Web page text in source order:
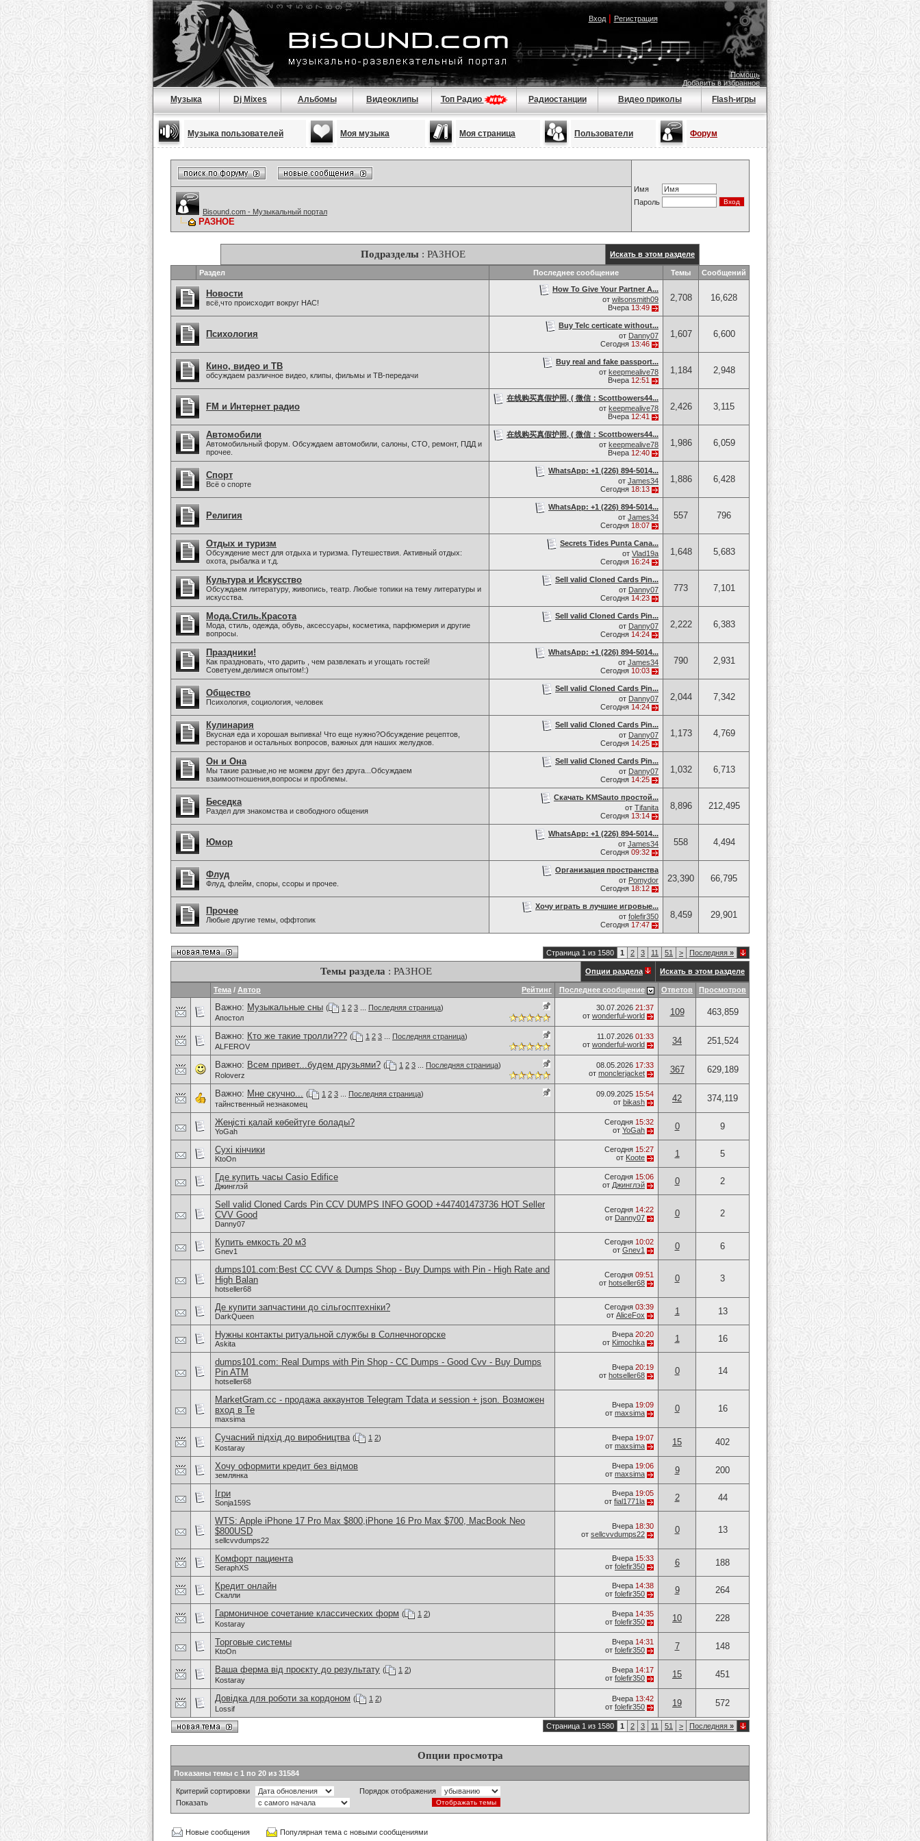
Вход| Регистрация
Помощь
Добавить в избранное
Музыка Dj Mixes Альбомы Видеоклипы Топ Радио Радиостанции Видео приколы Flash-игры
Музыка пользователей Моя музыка Моя страница Пользователи Форум
Имя
Пароль
Bisound.com - Музыкальный портал
РАЗНОЕ
Подразделы : РАЗНОЕ Искать в этом разделе
Раздел Последнее сообщение Темы Сообщений
Новости
всё,что происходит вокруг НАС!
How To Give Your Partner A...
от wilsonsmith09
Вчера 13:49
2,708 16,628
Психология
Buy Telc certicate without...
от Danny07
Сегодня 13:46
1,607 6,600
Кино, видео и ТВ
обсуждаем различное видео, клипы, фильмы и ТВ-передачи
Buy real and fake passport...
от keepmealive78
Вчера 12:51
1,184 2,948
FM и Интернет радио
在线购买真假护照, ( 微信：Scottbowers44...
от keepmealive78
Вчера 12:41
2,426 3,115
Автомобили
Автомобильный форум. Обсуждаем автомобили, салоны, СТО, ремонт, ПДД и
прочее.
在线购买真假护照, ( 微信：Scottbowers44...
от keepmealive78
Вчера 12:40
1,986 6,059
Спорт
Всё о спорте
WhatsApp: +1 (226) 894-5014​...
от James34
Сегодня 18:13
1,886 6,428
Религия
WhatsApp: +1 (226) 894-5014​...
от James34
Сегодня 18:07
557 796
Отдых и туризм
Обсуждение мест для отдыха и туризма. Путешествия. Активный отдых:
охота, рыбалка и т.д.
Secrets Tides Punta Cana...
от Vlad19a
Сегодня 16:24
1,648 5,683
Культура и Искусство
Обсуждаем литературу, живопись, театр. Любые топики на тему литературы и
искусства.
Sell valid Cloned Cards Pin...
от Danny07
Сегодня 14:23
773 7,101
Мода.Стиль.Красота
Мода, стиль, одежда, обувь, аксессуары, косметика, парфюмерия и другие
вопросы.
Sell valid Cloned Cards Pin...
от Danny07
Сегодня 14:24
2,222 6,383
Праздники!
Как праздновать, что дарить , чем развлекать и угощать гостей!
Советуем,делимся опытом!:)
WhatsApp: +1 (226) 894-5014​...
от James34
Сегодня 10:03
790 2,931
Общество
Психология, социология, человек
Sell valid Cloned Cards Pin...
от Danny07
Сегодня 14:24
2,044 7,342
Кулинария
Вкусная еда и хорошая выпивка! Что еще нужно?Обсуждение рецептов,
ресторанов и остальных вопросов, важных для наших желудков.
Sell valid Cloned Cards Pin...
от Danny07
Сегодня 14:25
1,173 4,769
Он и Она
Мы такие разные,но не можем друг без друга...Обсуждаем
взаимоотношения,вопросы и проблемы.
Sell valid Cloned Cards Pin...
от Danny07
Сегодня 14:25
1,032 6,713
Беседка
Раздел для знакомства и свободного общения
Скачать KMSauto простой...
от Tifanita
Сегодня 13:14
8,896 212,495
Юмор
WhatsApp: +1 (226) 894-5014​...
от James34
Сегодня 09:32
558 4,494
Флуд
Флуд, флейм, споры, ссоры и прочее.
Организация пространства
от Pomydor
Сегодня 18:12
23,390 66,795
Прочее
Любые другие темы, оффтопик
Хочу играть в лучшие игровые...
от folefir350
Сегодня 17:47
8,459 29,901
Страница 1 из 1580 1 2 3 11 51 > Последняя »
Темы раздела : РАЗНОЕ Опции раздела Искать в этом разделе
Рейтинг
Тема / Автор Последнее сообщение Ответов Просмотров
Важно: Музыкальные сны ( 1 2 3 Последняя страница)
Апостол
30.07.2026 21:37
от wonderful-world 109 463,859
Важно: Кто же такие тролли??? ( 1 2 3 Последняя страница)
ALFEROV
11.07.2026 01:33
от wonderful-world 34 251,524
Важно: Всем привет...будем друзьями? ( 1 2 3 Последняя страница)
Roloverz
08.05.2026 17:33
от monclerjacket 367 629,189
Важно: Мне скучно... ( 1 2 3 Последняя страница)
тайнственный незнакомец
09.09.2025 15:54
от bikash 42 374,119
Жеңісті қалай көбейтуге болады?
YoGah
Сегодня 15:32
от YoGah 0 9
Сухі кінчики
KtoOn
Сегодня 15:27
от Koote 1 5
Где купить часы Casio Edifice
Джинглэй
Сегодня 15:06
от Джинглэй 0 2
Sell valid Cloned Cards Pin CCV DUMPS INFO GOOD +447401473736 HOT Seller
CVV Good
Danny07
Сегодня 14:22
от Danny07 0 2
Купить емкость 20 м3
Gnev1
Сегодня 10:02
от Gnev1 0 6
dumps101.com:Best CC CVV & Dumps Shop - Buy Dumps with Pin - High Rate and
High Balan
hotseller68
Сегодня 09:51
от hotseller68 0 3
Де купити запчастини до сільгосптехніки?
DarkQueen
Сегодня 03:39
от AliceFox 1 13
Нужны контакты ритуальной службы в Солнечногорске
Askita
Вчера 20:20
от Kimochka 1 16
dumps101.com: Real Dumps with Pin Shop - CC Dumps - Good Cvv - Buy Dumps
Pin ATM
hotseller68
Вчера 20:19
от hotseller68 0 14
MarketGram.cc - продажа аккаунтов Telegram Tdata и session + json. Возможен
вход в Te
maxsima
Вчера 19:09
от maxsima 0 16
Сучасний підхід до виробництва ( 1 2)
Kostaray
Вчера 19:07
от maxsima 15 402
Хочу оформити кредит без відмов
землянка
Вчера 19:06
от maxsima 9 200
Ігри
Sonja159S
Вчера 19:05
от fial1771la 2 44
WTS: Apple iPhone 17 Pro Max $800,iPhone 16 Pro Max $700, MacBook Neo
$800USD
sellcvvdumps22
Вчера 18:30
от sellcvvdumps22 0 13
Комфорт пациента
SeraphXS
Вчера 15:33
от folefir350 6 188
Кредит онлайн
Скалли
Вчера 14:38
от folefir350 9 264
Гармоничное сочетание классических форм ( 1 2)
Kostaray
Вчера 14:35
от folefir350 10 228
Торговые системы
KtoOn
Вчера 14:31
от folefir350 7 148
Ваша ферма від проєкту до результату ( 1 2)
Kostaray
Вчера 14:17
от folefir350 15 451
Довідка для роботи за кордоном ( 1 2)
Lossif
Вчера 13:42
от folefir350 19 572
Страница 1 из 1580 1 2 3 11 51 > Последняя »
Опции просмотра
Показаны темы с 1 по 20 из 31584
Критерий сортировки
Порядок отображения
Показать
Новые сообщения Популярная тема с новыми сообщениями